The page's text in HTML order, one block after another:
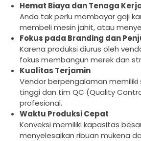
Hemat Biaya dan Tenaga
Anda tak perlu membayar gaji
membeli mesin jahit, atau
Fokus pada Branding dan
Karena produksi diurus oleh
fokus membangun merek dan
Kualitas Terjamin
Vendor berpengalaman
tinggi dan tim QC (Quality
profesional.
Waktu Produksi Cepat
Konveksi memiliki kapasitas
menyelesaikan ribuan mukena